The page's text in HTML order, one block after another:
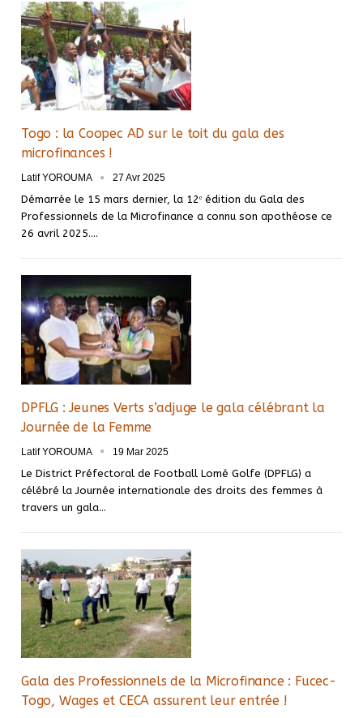
Togo : la Coopec AD sur le toit du gala des
microfinances !
Latif YOROUMA 27 Avr 2025
Démarrée le 15 mars dernier, la 12ᵉ édition du Gala des
Professionnels de la Microfinance a connu son apothéose ce
26 avril 2025.…
DPFLG : Jeunes Verts s’adjuge le gala célébrant la
Journée de la Femme
Latif YOROUMA 19 Mar 2025
Le District Préfectoral de Football Lomé Golfe (DPFLG) a
célébré la Journée internationale des droits des femmes à
travers un gala…
Gala des Professionnels de la Microfinance : Fucec-
Togo, Wages et CECA assurent leur entrée !